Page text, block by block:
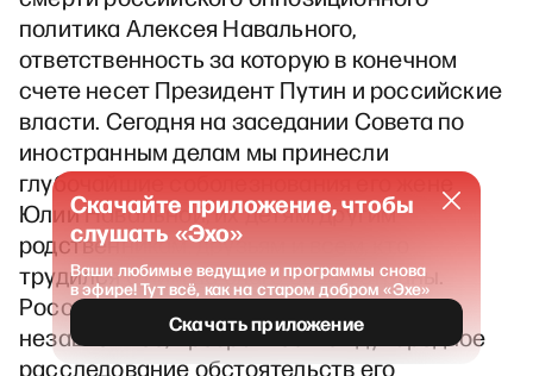
политика Алексея Навального,
ответственность за которую в конечном
счете несет Президент Путин и российские
власти. Сегодня на заседании Совета по
иностранным делам мы принесли
глубочайшие соболезнования его жене
Юлии Навальной, их детям, другим
родственникам, друзьям и всем, кто
трудился с ним на благо своей страны.
Россия должна позволить провести
независимое, прозрачное международное
расследование обстоятельств его
Скачайте приложение, чтобы
слушать «Эхо»
Ваши любимые ведущие и программы снова
в эфире! Тут всё, как на старом добром «Эхе»
Скачать приложение